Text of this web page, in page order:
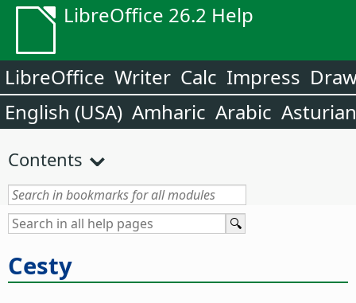
LibreOffice 26.2 Help
LibreOffice Writer Calc Impress
English (USA) Amharic Arabic Asturian
Contents
Cesty